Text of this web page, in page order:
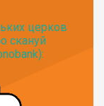
церков
скануй